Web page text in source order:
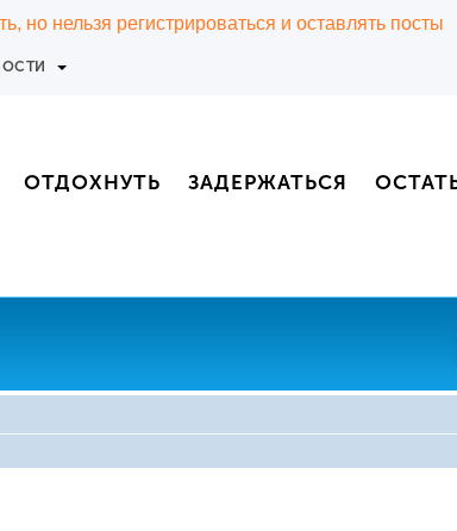
но нельзя регистрироваться и оставлять посты
ОТДОХНУТЬ ЗАДЕРЖАТЬСЯ